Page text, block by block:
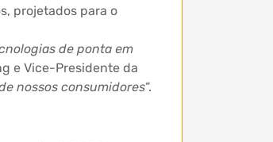
projetados para o
de ponta em
e Vice-Presidente da
nossos consumidores“.